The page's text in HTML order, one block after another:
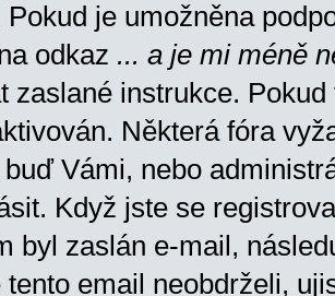
Pokud je umožněna
odkaz ... a je mi méně
zaslané instrukce.
Některá fóra
Vámi, nebo
Když jste se
byl zaslán e-mail,
tento email neobdrželi,